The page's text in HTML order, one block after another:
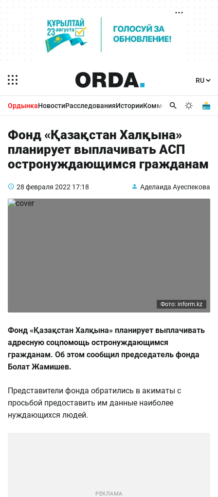
ОрдынкаНовостиРасследованияИсторииКомментарииБизнес
Фонд «Қазақстан Халқына»
планирует выплачивать АСП
остронуждающимся гражданам
28 февраля 2022 17:18 Аделаида Ауеспекова
Фото: inform.kz
Фонд «Қазақстан Халқына» планирует выплачивать
адресную соцпомощь остронуждающимся
гражданам. Об этом сообщил председатель фонда
Болат Жамишев.
Представители фонда обратились в акиматы с
просьбой предоставить им данные наиболее
нуждающихся людей.